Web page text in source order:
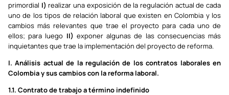
primordial I)realizar una exposición de la regulación actual de cada
uno de los tipos de relación laboral que existen en Colombia y los
cambios más relevantes que trae el proyecto para cada uno de
ellos; para luego II) exponer algunas de las consecuencias más
inquietantes que trae la implementación del proyecto de reforma.
I. Análisis actual de la regulación de los contratos laborales en
Colombia y sus cambios con la reforma laboral.
1.1. Contrato de trabajo a término indefinido